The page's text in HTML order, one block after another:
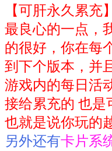
【可肝永久累充
最良心的一点，
的很好，你在每
到下个版本，并
游戏内的每日活
接给累充的 也是
也就是说你玩的
另外还有卡片系